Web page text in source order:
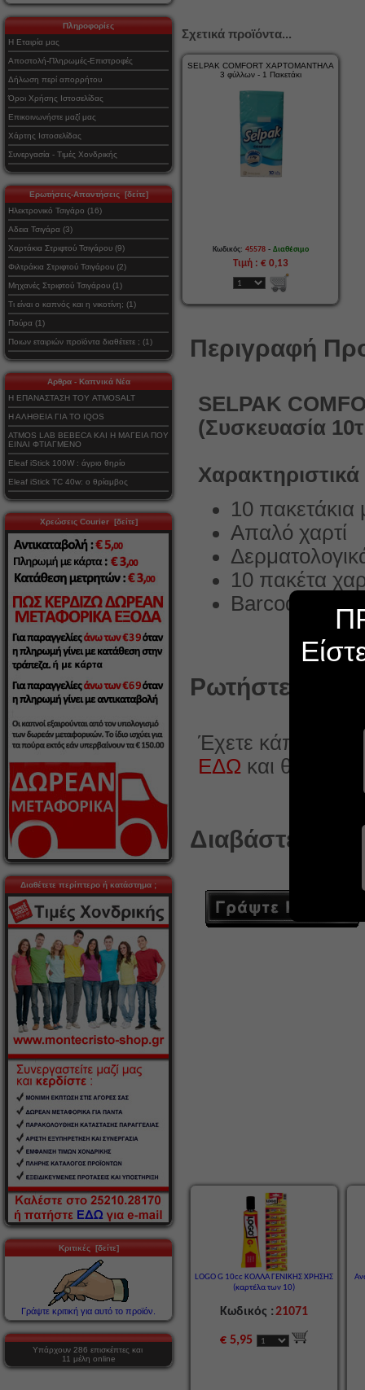
Πληροφορίες
Η Εταιρία μας
Αποστολή-Πληρωμές-Επιστροφές
Δήλωση περί απορρήτου
Όροι Χρήσης Ιστοσελίδας
Επικοινωνήστε μαζί μας
Χάρτης Ιστοσελίδας
Συνεργασία - Τιμές Χονδρικής
Ερωτήσεις-Απαντήσεις [δείτε]
Ηλεκτρονικό Τσιγάρο (16)
Αδεια Τσιγάρα (3)
Χαρτάκια Στριφτού Τσιγάρου (9)
Φιλτράκια Στριφτού Τσιγάρου (2)
Μηχανές Στριφτού Τσιγάρου (1)
Τι είναι ο καπνός και η νικοτίνη; (1)
Πούρα (1)
Ποιων εταιριών προϊόντα διαθέτετε ; (1)
Αρθρα - Καπνικά Νέα
Η ΕΠΑΝΑΣΤΑΣΗ ΤΟΥ ATMOSALT
Η ΑΛΗΘΕΙΑ ΓΙΑ ΤΟ IQOS
ATMOS LAB BEBECA ΚΑΙ Η ΜΑΓΕΙΑ ΠΟΥ
ΕΙΝΑΙ ΦΤΙΑΓΜΕΝΟ
Eleaf iStick 100W : άγριο θηρίο
Eleaf iStick TC 40w: ο θρίαμβος
Χρεώσεις Courier [δείτε]
Διαθέτετε περίπτερο ή κατάστημα ;
Κριτικές [δείτε]
Γράψτε κριτική για αυτό το προϊόν.
Υπάρχουν 286 επισκέπτες και
11 μέλη online
Σχετικά προϊόντα...
SELPAK COMFORT ΧΑΡΤΟΜΑΝΤΗΛΑ
3 φύλλων - 1 Πακετάκι
Κωδικός: 45578- Διαθέσιμο
Τιμή : € 0,13
Περιγραφή
SELPAK
(Συσκευασία
Χαρακτηριστικά
10
Απαλό χαρτί
10 πακέτα
Barcode :
Ρωτήστε κάτι
Έχετε κάποια
ΕΔΩ και θα
Διαβάστε ή
LOGO G 10cc ΚΟΛΛΑ ΓΕΝΙΚΗΣ ΧΡΗΣΗΣ
(καρτέλα των 10)
Κωδικός :21071
€ 5,95